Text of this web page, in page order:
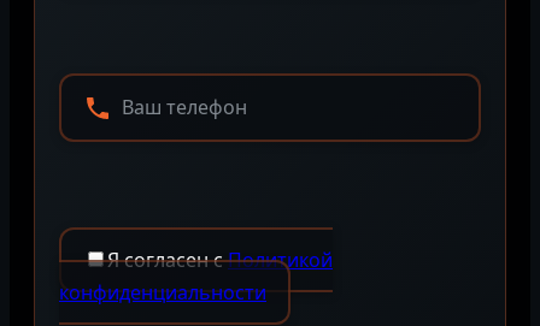
Я согласен сПолитикой
конфиденциальности